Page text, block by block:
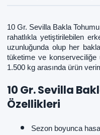
10 Gr. Sevilla Bakla
rahatlıkla yetiştirilebilen
uzunluğunda olup her
tüketime ve
1.500 kg arasında ürün
10 Gr. Sevilla
Özellikleri
Sezon boyunca